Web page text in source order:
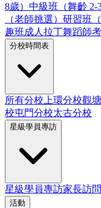
8歲） 中級班（舞齡 2-3
（老師挑選） 研習班
趣班成人拉丁舞蹈師
分校時間表
所有分校 上環分校觀
校屯門分校太古分校
星級學員專訪
星級學員專訪家長訪問
活動